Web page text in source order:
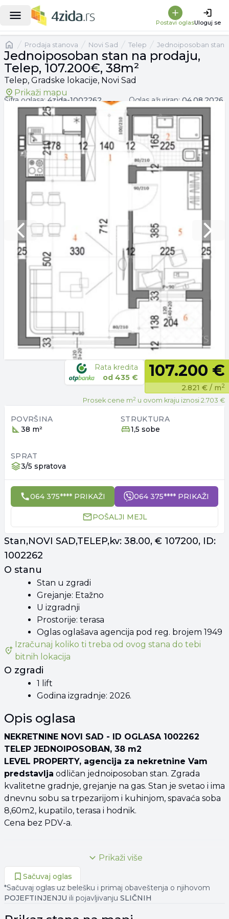
Postavi oglasUloguj se
|
Naslovnaprodaja stanova Novi Sad Telep Jednoiposoban stan
Jednoiposoban stan na prodaju,
Telep, 107.200€, 38m²
Telep, Gradske lokacije, Novi Sad
Prikaži mapu
Šifra oglasa: 4zida-1002262 Oglas ažuriran: 04.08.2026.
Previous slide Next
Rata kredita
od 435 € 107.200 €
2.821 € / m2
Prosek cene m2 u ovom kraju iznosi 2.703 €
POVRŠINA
38 m²
STRUKTURA
1,5 sobe
SPRAT
3/5 spratova
064 375**** PRIKAŽI 064 375**** PRIKAŽI
POŠALJI MEJL
Stan,NOVI SAD,TELEP,kv: 38.00, € 107200, ID:
1002262
O stanu
Stan u zgradi
Grejanje: Etažno
U izgradnji
Prostorije: terasa
Oglas oglašava agencija pod reg. brojem 1949
Izračunaj koliko ti treba odovog stana do tebi
bitnih lokacija
O zgradi
1 lift
Godina izgradnje: 2026.
Opis oglasa
NEKRETNINE NOVI SAD - ID OGLASA 1002262
TELEP JEDNOIPOSOBAN, 38 m2
LEVEL PROPERTY, agencija za nekretnine Vam
predstavlja odličan jednoiposoban stan. Zgrada
kvalitetne gradnje, grejanje na gas. Stan je svetao i ima
dnevnu sobu sa trpezarijom i kuhinjom, spavaća soba
8,60m2, kupatilo, terasa i hodnik.
Cena bez PDV-a.
Za sve dodatne informacije, prezentaciju i
zakazivanje gledanja ove nekretnine iz naše
ponude, kontaktirajte našeg agenta koji vodi
prodaju ili prodajni tim agencije Level Property.
Prikaži više
Sačuvaj oglas
*Sačuvaj oglas uz belešku i primaj obaveštenja o njihovom
POJEFTINJENJU ili pojavljivanju SLIČNIH